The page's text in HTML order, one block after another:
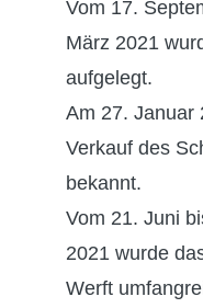
Vom 17.
März 2021
aufgelegt.
Am 27. Januar
Verkauf des
bekannt.
Vom 21. Juni
2021 wurde
Werft